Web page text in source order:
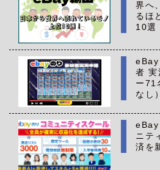
界へ
るほ
10選
eBay
者 実
ー71
なし
eBay
ニテ
済を